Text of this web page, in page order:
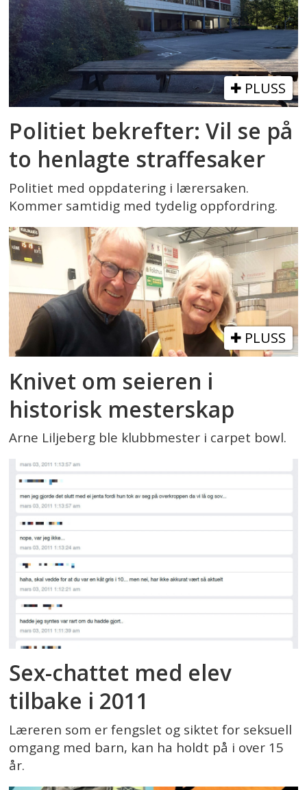
PLUSS
Politiet bekrefter: Vil se på
to henlagte straffesaker
Politiet med oppdatering i lærersaken.
Kommer samtidig med tydelig oppfordring.
PLUSS
Knivet om seieren i
historisk mesterskap
Arne Liljeberg ble klubbmester i carpet bowl.
Sex-chattet med elev
tilbake i 2011
Læreren som er fengslet og siktet for seksuell
omgang med barn, kan ha holdt på i over 15
år.